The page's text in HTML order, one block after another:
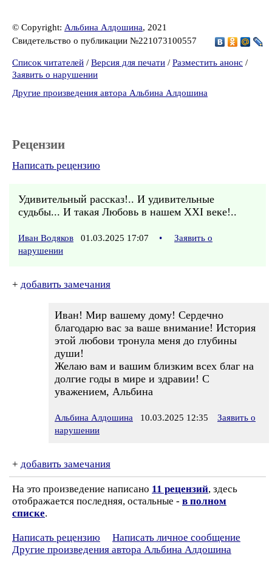
© Copyright: Альбина Алдошина, 2021
Свидетельство о публикации №221073100557
Список читателей / Версия для печати / Разместить анонс /
Заявить о нарушении
Другие произведения автора Альбина Алдошина
Рецензии
Написать рецензию
Удивительный рассказ!.. И удивительные
судьбы... И такая Любовь в нашем XXI веке!..
Иван Водяков 01.03.2025 17:07 •
Заявить о
нарушении
+ добавить замечания
Иван! Мир вашему дому! Сердечно
благодарю вас за ваше внимание! История
этой любови тронула меня до глубины
души!
Желаю вам и вашим близким всех благ на
долгие годы в мире и здравии! С
уважением, Альбина
Альбина Алдошина 10.03.2025 12:35
Заявить о
нарушении
+ добавить замечания
На это произведение написано 11 рецензий, здесь
отображается последняя, остальные - в полном
списке.
Написать рецензию
Написать личное сообщение
Другие произведения автора Альбина Алдошина